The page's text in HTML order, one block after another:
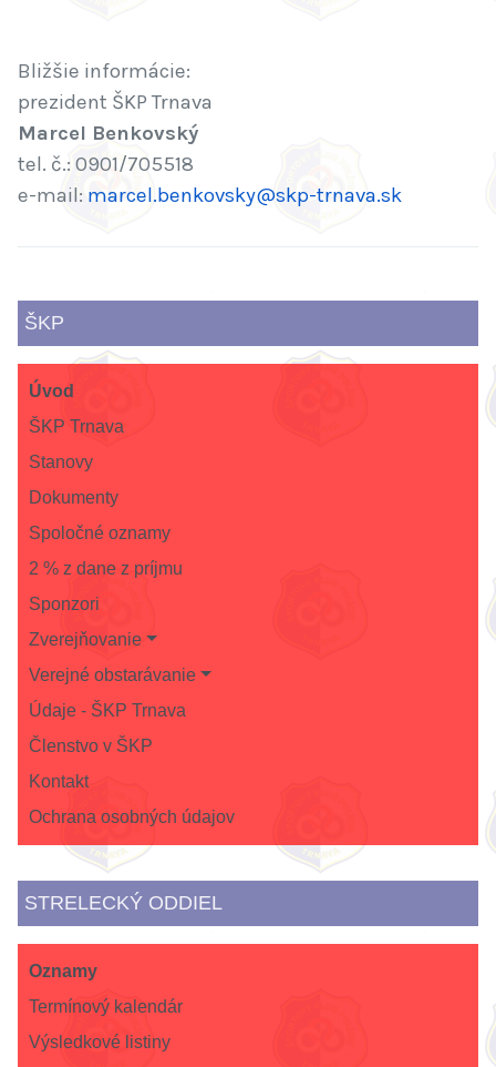
Bližšie informácie:
prezident ŠKP Trnava
Marcel Benkovský
tel. č.: 0901/705518
e-mail: marcel.benkovsky@skp-trnava.sk
ŠKP
Úvod
ŠKP Trnava
Stanovy
Dokumenty
Spoločné oznamy
2 % z dane z príjmu
Sponzori
Zverejňovanie
Verejné obstarávanie
Údaje - ŠKP Trnava
Členstvo v ŠKP
Kontakt
Ochrana osobných údajov
STRELECKÝ ODDIEL
Oznamy
Termínový kalendár
Výsledkové listiny